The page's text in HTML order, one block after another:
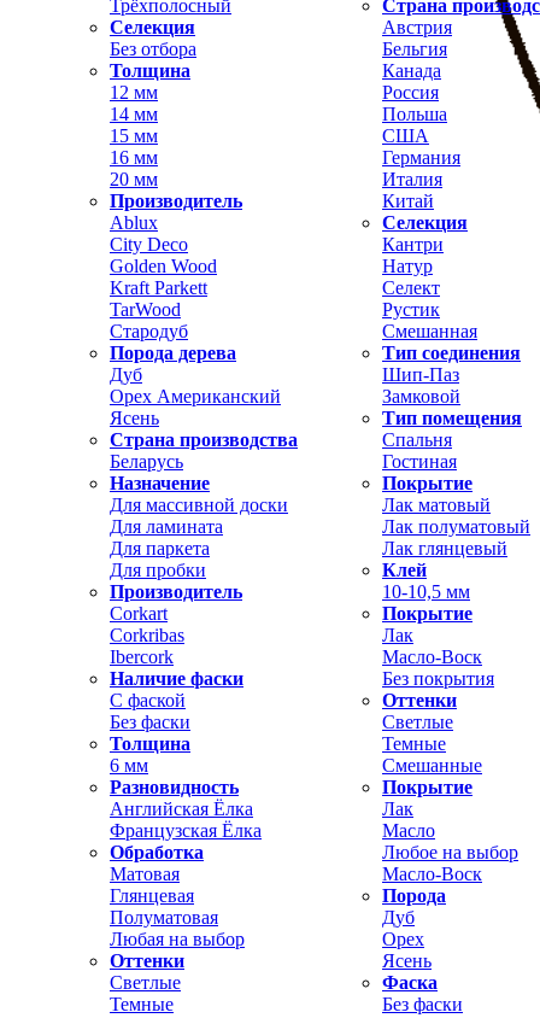
Трёхполосный
Селекция
Без отбора
Страна
Австрия
Бельгия
Толщина
12 мм
14 мм
15 мм
16 мм
20 мм
Производитель
Ablux
City Deco
Golden Wood
Kraft Parkett
TarWood
Стародуб
Порода дерева
Дуб
Орех Американский
Ясень
Страна производства
Беларусь
Канада
Россия
Польша
США
Германия
Италия
Китай
Селекция
Кантри
Натур
Селект
Рустик
Смешанная
Тип соединения
Шип-Паз
Замковой
Тип помещения
Спальня
Гостиная
Назначение
Для массивной доски
Для ламината
Для паркета
Для пробки
Покрытие
Лак матовый
Лак полуматовый
Лак глянцевый
Клей
Производитель
Corkart
Corkribas
Ibercork
Наличие фаски
С фаской
Без фаски
Толщина
6 мм
10-10,5 мм
Покрытие
Лак
Масло-Воск
Без покрытия
Оттенки
Светлые
Темные
Смешанные
Разновидность
Английская Ёлка
Французская Ёлка
Обработка
Матовая
Глянцевая
Полуматовая
Любая на выбор
Оттенки
Светлые
Темные
Покрытие
Лак
Масло
Любое на выбор
Масло-Воск
Порода
Дуб
Орех
Ясень
Фаска
Без фаски